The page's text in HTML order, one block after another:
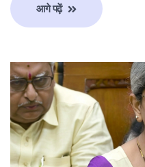
आगे पढ़ें